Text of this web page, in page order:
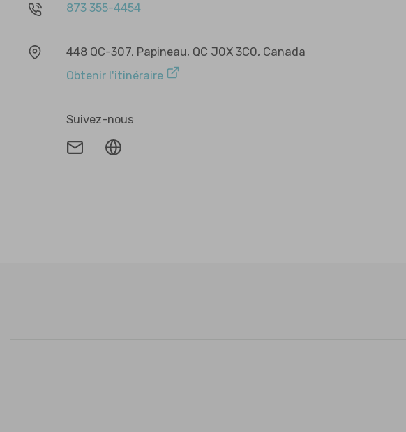
873 355-4454
448 QC-307, Papineau, QC J0X 3C0, Canada
Obtenir l'itinéraire
Suivez-nous